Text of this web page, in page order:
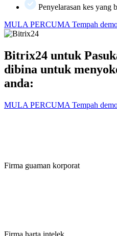
Penyelarasan kes yang
MULA PERCUMATempah
Bitrix24 untuk
dibina untuk
anda:
MULA PERCUMA Tempah
Firma guaman korporat